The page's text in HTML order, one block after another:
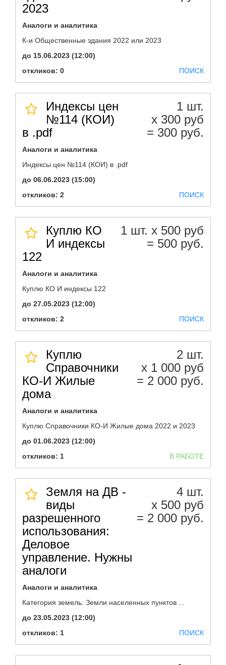
2023
Аналоги и аналитика
К-и Общественные здания 2022 или 2023
до 15.06.2023 (12:00)
откликов: 0
ПОИСК
Индексы цен
№114 (КОИ)
в .pdf
1 шт.
х 300 руб
= 300 руб.
Аналоги и аналитика
Индексы цен №114 (КОИ) в .pdf
до 06.06.2023 (15:00)
откликов: 2
ПОИСК
Куплю КО
И индексы
122
1 шт. х 500 руб
= 500 руб.
Аналоги и аналитика
Куплю КО И индексы 122
до 27.05.2023 (12:00)
откликов: 2
ПОИСК
Куплю
Справочники
КО-И Жилые
дома
2 шт.
х 1 000 руб
= 2 000 руб.
Аналоги и аналитика
Куплю Справочники КО-И Жилые дома 2022 и 2023
до 01.06.2023 (12:00)
откликов: 1
В РАБОТЕ
Земля на ДВ -
виды
разрешенного
использования:
Деловое
управление. Нужны
аналоги
4 шт.
х 500 руб
= 2 000 руб.
Аналоги и аналитика
Категория земель: Земли населенных пунктов ...
до 23.05.2023 (12:00)
откликов: 1
ПОИСК